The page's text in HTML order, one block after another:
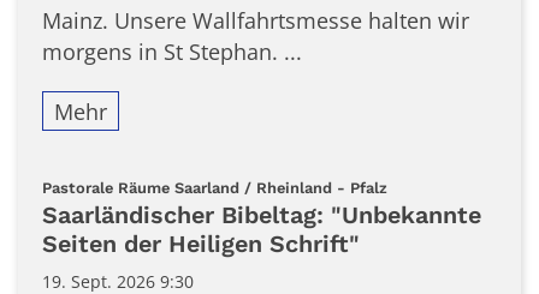
Mainz. Unsere Wallfahrtsmesse halten wir
morgens in St Stephan. ...
Mehr
Pastorale Räume Saarland / Rheinland - Pfalz
Saarländischer Bibeltag: "Unbekannte
Seiten der Heiligen Schrift"
19. Sept. 2026 9:30